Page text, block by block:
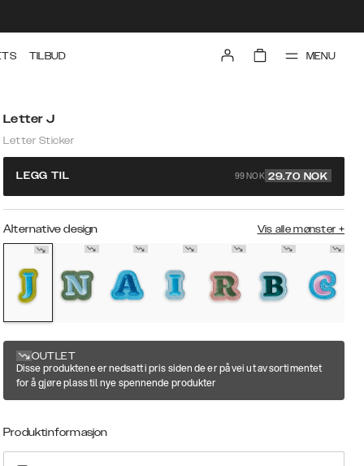
TILBUD MENU
Letter J
Letter Sticker
LEGG TIL 99 NOK 29.70 NOK
Alternative design Vis alle mønster +
OUTLET
Disse produktene er nedsatt i pris siden de er på vei ut av sortimentet
for å gjøre plass til nye spennende produkter
Produktinformasjon